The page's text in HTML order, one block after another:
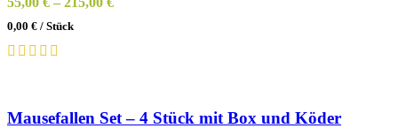
0,00 € / Stück
Mausefallen Set – 4 Stück mit Box und Köder